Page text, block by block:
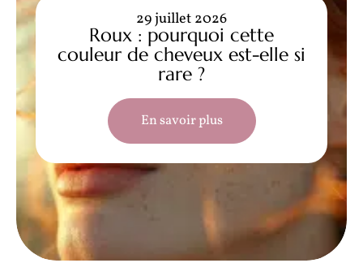
Roux : pourquoi cette
couleur de cheveux est-elle si
rare ?
29 juillet 2026
En savoir plus